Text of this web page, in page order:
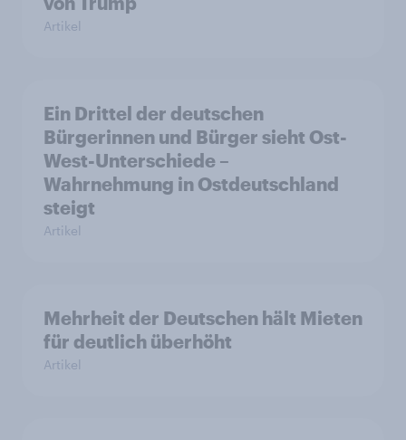
Artikel
Ein Drittel der deutschen
Bürgerinnen und Bürger sieht Ost-
West-Unterschiede –
Wahrnehmung in Ostdeutschland
steigt
Artikel
Mehrheit der Deutschen hält Mieten
für deutlich überhöht
Artikel